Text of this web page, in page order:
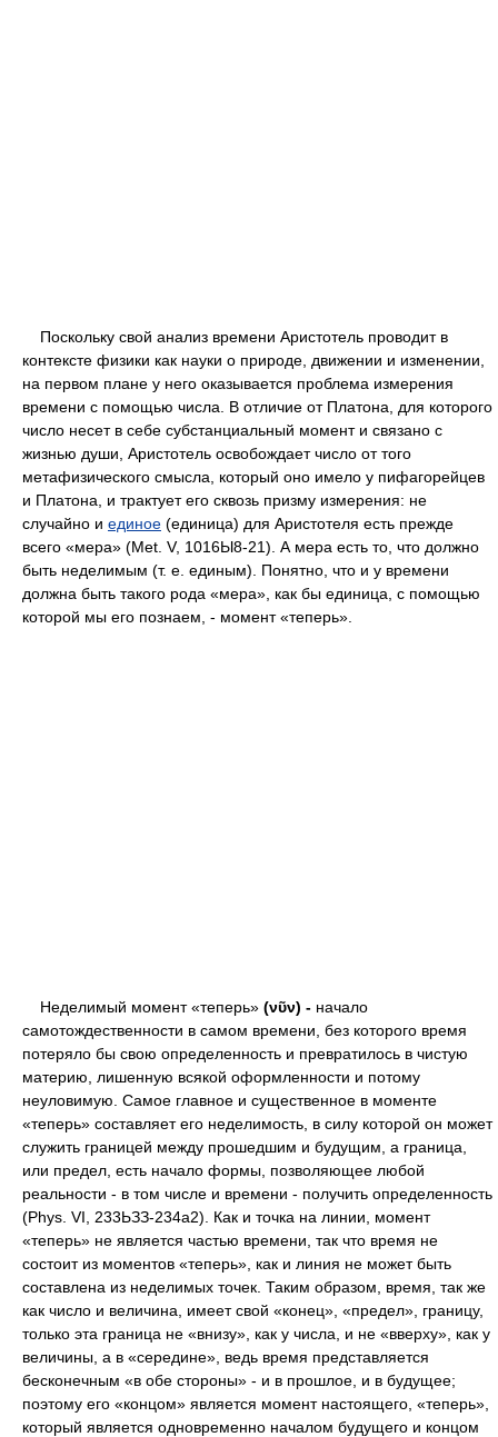
Поскольку свой анализ времени Аристотель проводит в
контексте физики как науки о природе, движении и изменении,
на первом плане у него оказывается проблема измерения
времени с помощью числа. В отличие от Платона, для которого
число несет в себе субстанциальный момент и связано с
жизнью души, Аристотель освобождает число от того
метафизического смысла, который оно имело у пифагорейцев
и Платона, и трактует его сквозь призму измерения: не
случайно и единое (единица) для Аристотеля есть прежде
всего «мера» (Met. V, 1016Ы8-21). А мера есть то, что должно
быть неделимым (т. е. единым). Понятно, что и у времени
должна быть такого рода «мера», как бы единица, с помощью
которой мы его познаем, - момент «теперь».
Неделимый момент «теперь» (νῦν) - начало
самотождественности в самом времени, без которого время
потеряло бы свою определенность и превратилось в чистую
материю, лишенную всякой оформленности и потому
неуловимую. Самое главное и существенное в моменте
«теперь» составляет его неделимость, в силу которой он может
служить границей между прошедшим и будущим, а граница,
или предел, есть начало формы, позволяющее любой
реальности - в том числе и времени - получить определенность
(Phys. VI, 233ЬЗЗ-234а2). Как и точка на линии, момент
«теперь» не является частью времени, так что время не
состоит из моментов «теперь», как и линия не может быть
составлена из неделимых точек. Таким образом, время, так же
как число и величина, имеет свой «конец», «предел», границу,
только эта граница не «внизу», как у числа, и не «вверху», как у
величины, а в «середине», ведь время представляется
бесконечным «в обе стороны» - и в прошлое, и в будущее;
поэтому его «концом» является момент настоящего, «теперь»,
который является одновременно началом будущего и концом